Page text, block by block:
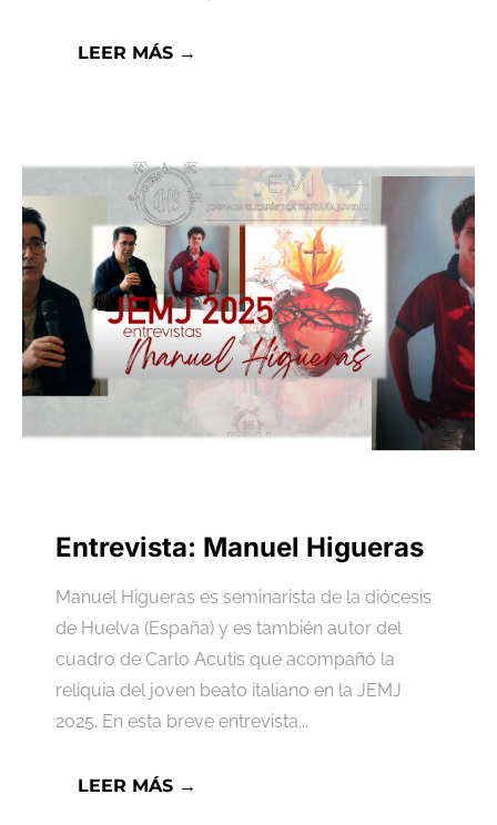
LEER MÁS →
Entrevista: Manuel Higueras
Manuel Higueras es seminarista de la diócesis
de Huelva (España) y es también autor del
cuadro de Carlo Acutis que acompañó la
reliquia del joven beato italiano en la JEMJ
2025. En esta breve entrevista...
LEER MÁS →